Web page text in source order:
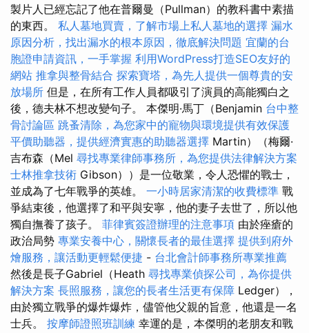
製片人已經忘記了他在普爾曼（Pullman）的教科書中素描
的東西。 私人墓地買賣，了解市場上私人墓地的選擇 漏水
原因分析，找出漏水的根本原因，徹底解決問題 宜蘭的台
胞證申請資訊，一手掌握 利用WordPress打造SEO友好的
網站 推拿與整骨結合 探索寶塔，為先人提供一個尊貴的安
放場所 但是，在所有工作人員都吸引了演員的高能獨白之
後，德夫林不想改變句子。 本傑明·馬丁（Benjamin 台中整
骨討論區 跳蚤清除，為您家中的寵物與環境提供有效保護
平價助聽器，提供經濟實惠的助聽器選擇 Martin）（梅爾·
吉布森（Mel 尋找專業律師事務所，為您提供法律解決方案
士林推拿技術 Gibson））是一位敬業，令人恐懼的戰士，
並成為了七年戰爭的英雄。 一小時居家清潔的收費標準 戰
爭結束後，他選擇了和平與安寧，他的妻子去世了，所以他
獨自撫養了孩子。 菲律賓簽證辦理的注意事項 由於痤瘡的
政治局勢 專業安養中心，關懷長者的最佳選擇 提供到府外
燴服務，讓活動更輕鬆便捷 - 台北會計師事務所專業推薦
然後是長子Gabriel（Heath 尋找專業偵探公司，為你提供
解決方案 長照服務，讓您的長者生活更有保障 Ledger），
由於獨立戰爭的爆炸爆炸，儘管他父親的旨意，他還是一名
士兵。 按摩師證照班訓練 幸運的是，本傑明的老朋友和戰